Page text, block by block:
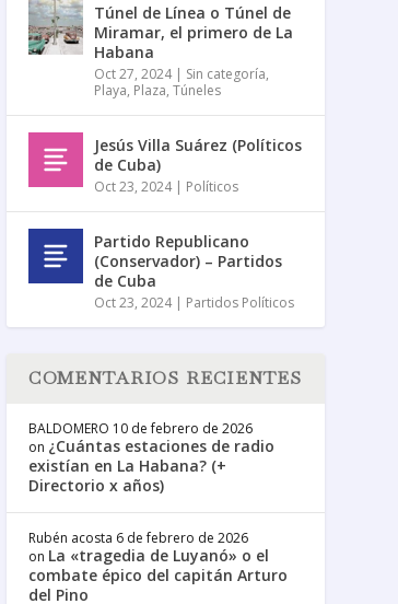
Túnel de Línea o Túnel de
Miramar, el primero de La
Habana
Oct 27, 2024| Sin categoría,
Playa, Plaza,Túneles
Jesús Villa Suárez (Políticos
de Cuba)
Oct 23, 2024| Políticos
Partido Republicano
(Conservador) – Partidos
de Cuba
Oct 23, 2024| Partidos Políticos
COMENTARIOS RECIENTES
BALDOMERO 10 de febrero de 2026
on ¿Cuántas estaciones de radio
existían en La Habana? (+
Directorio x años)
Rubén acosta 6 de febrero de 2026
on La «tragedia de Luyanó» o el
combate épico del capitán Arturo
del Pino